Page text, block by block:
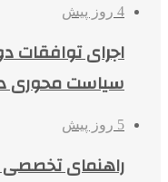
4 روز پیش
اجرای توافقات
سیاست محوری
5 روز پیش
راهنمای